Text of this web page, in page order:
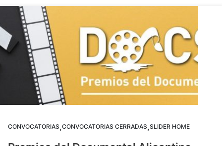
CONVOCATORIAS,CONVOCATORIAS CERRADAS,SLIDER HOME